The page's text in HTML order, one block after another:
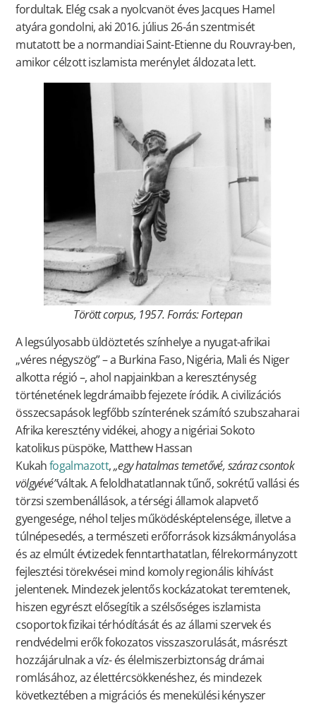
fordultak. Elég csak a nyolcvanöt éves Jacques Hamel
atyára gondolni, aki 2016. július 26-án szentmisét
mutatott be a normandiai Saint-Etienne du Rouvray-ben,
amikor célzott iszlamista merénylet áldozata lett.
Törött corpus, 1957. Forrás: Fortepan
A legsúlyosabb üldöztetés színhelye a nyugat-afrikai
„véres négyszög” – a Burkina Faso, Nigéria, Mali és Niger
alkotta régió –, ahol napjainkban a kereszténység
történetének legdrámaibb fejezete íródik. A civilizációs
összecsapások legfőbb színterének számító szubszaharai
Afrika keresztény vidékei, ahogy a nigériai Sokoto
katolikus püspöke, Matthew Hassan
Kukahfogalmazott,„egy hatalmas temetővé, száraz csontok
völgyévé”váltak. A feloldhatatlannak tűnő, sokrétű vallási és
törzsi szembenállások, a térségi államok alapvető
gyengesége, néhol teljes működésképtelensége, illetve a
túlnépesedés, a természeti erőforrások kizsákmányolása
és az elmúlt évtizedek fenntarthatatlan, félrekormányzott
fejlesztési törekvései mind komoly regionális kihívást
jelentenek. Mindezek jelentős kockázatokat teremtenek,
hiszen egyrészt elősegítik a szélsőséges iszlamista
csoportok fizikai térhódítását és az állami szervek és
rendvédelmi erők fokozatos visszaszorulását, másrészt
hozzájárulnak a víz- és élelmiszerbiztonság drámai
romlásához, az élettércsökkenéshez, és mindezek
következtében a migrációs és menekülési kényszer